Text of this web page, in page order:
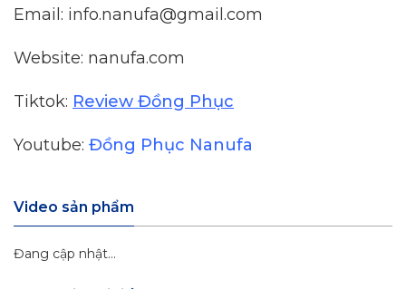
Email: info.nanufa@gmail.com
Website: nanufa.com
Tiktok: Review Đồng Phục
Youtube: Đồng Phục Nanufa
Video sản phẩm
Đang cập nhật...